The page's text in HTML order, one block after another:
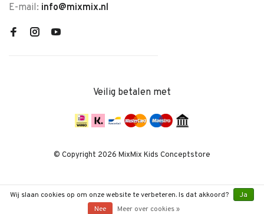
E-mail: info@mixmix.nl
Veilig betalen met
© Copyright 2026 MixMix Kids Conceptstore
Wij slaan cookies op om onze website te verbeteren. Is dat akkoord?
Ja
Nee
Meer over cookies »